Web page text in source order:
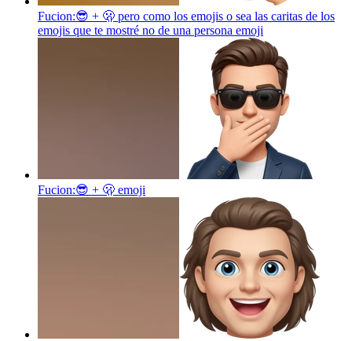
Fucion:😎 + 🫢 pero como los emojis o sea las caritas de los
emojis que te mostré no de una persona emoji
Fucion:😎 + 🫢 emoji